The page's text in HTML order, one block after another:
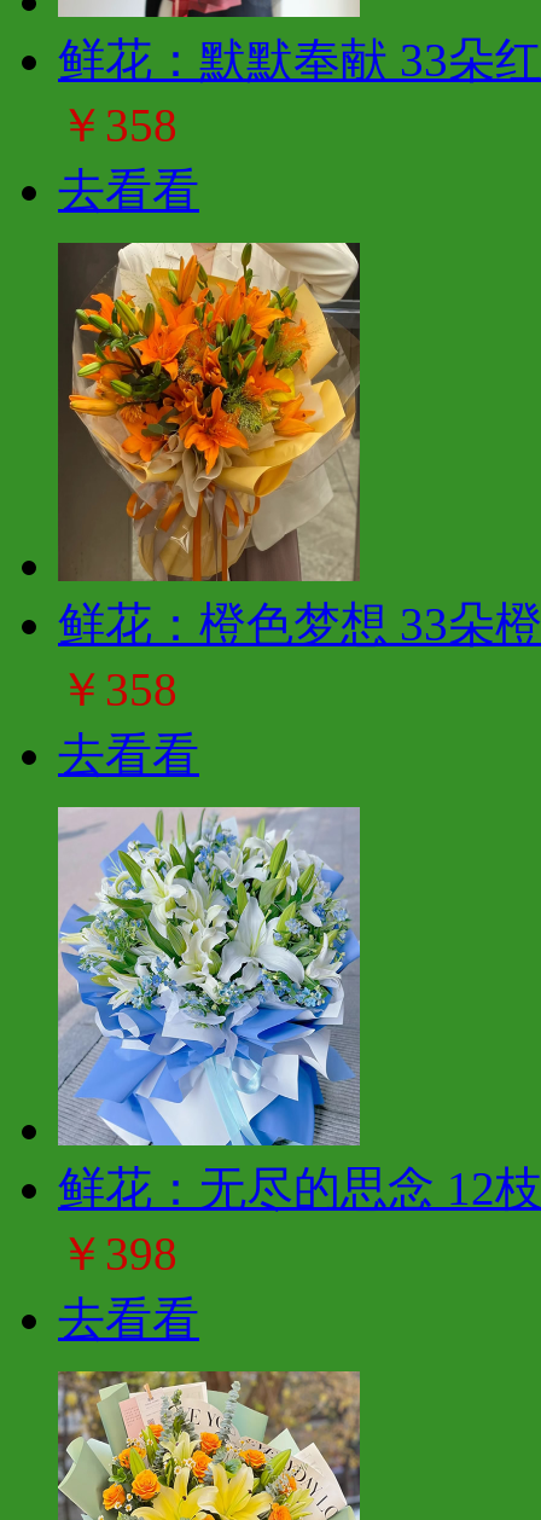
鲜花：默默奉献 33朵
￥358
去看看
鲜花：橙色梦想 33朵
￥358
去看看
鲜花：无尽的思念 12
￥398
去看看